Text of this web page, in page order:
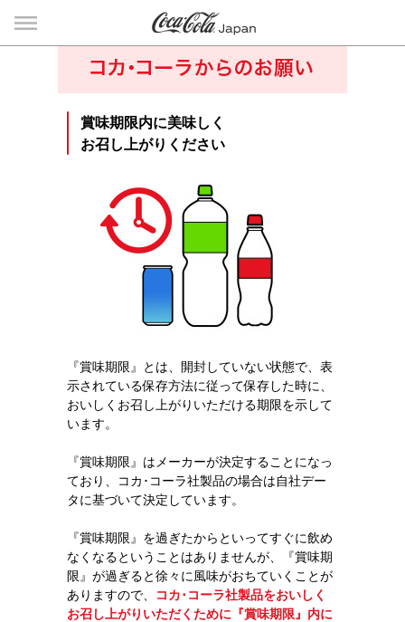
賞味期限内に美味しく
お召し上がりください
『賞味期限』とは、開封していない状態で、表
示されている保存方法に従って保存した時に、
おいしくお召し上がりいただける期限を示して
います。
『賞味期限』はメーカーが決定することになっ
ており、コカ･コーラ社製品の場合は自社デー
タに基づいて決定しています。
『賞味期限』を過ぎたからといってすぐに飲め
なくなるということはありませんが、『賞味期
限』が過ぎると徐々に風味がおちていくことが
ありますので、
コカ･コーラ社製品をおいしく
お召し上がりいただくために『賞味期限』内に